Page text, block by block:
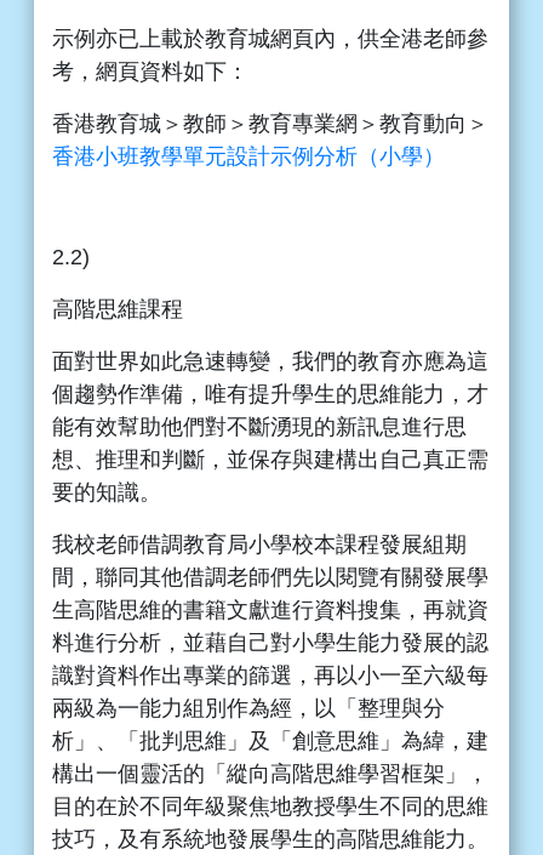
示例亦已上載於教育城網頁內，供全港老師參
考，網頁資料如下：
香港教育城＞教師＞教育專業網＞教育動向＞
香港小班教學單元設計示例分析（小學）
2.2)
高階思維課程
面對世界如此急速轉變，我們的教育亦應為這
個趨勢作準備，唯有提升學生的思維能力，才
能有效幫助他們對不斷湧現的新訊息進行思
想、推理和判斷，並保存與建構出自己真正需
要的知識。
我校老師借調教育局小學校本課程發展組期
間，聯同其他借調老師們先以閱覽有關發展學
生高階思維的書籍文獻進行資料搜集，再就資
料進行分析，並藉自己對小學生能力發展的認
識對資料作出專業的篩選，再以小一至六級每
兩級為一能力組別作為經，以「整理與分
析」、「批判思維」及「創意思維」為緯，建
構出一個靈活的「縱向高階思維學習框架」，
目的在於不同年級聚焦地教授學生不同的思維
技巧，及有系統地發展學生的高階思維能力。